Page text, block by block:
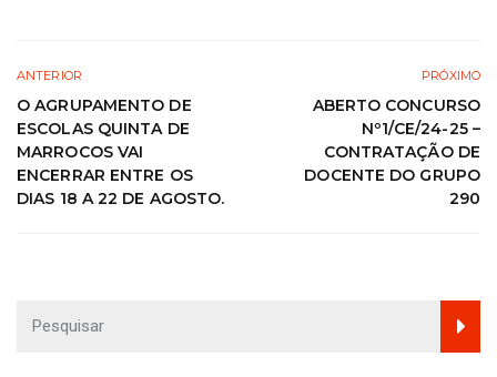
ANTERIOR
O AGRUPAMENTO DE
ESCOLAS QUINTA DE
MARROCOS VAI
ENCERRAR ENTRE OS
DIAS 18 A 22 DE AGOSTO.
PRÓXIMO
ABERTO CONCURSO
Nº1/CE/24-25 –
CONTRATAÇÃO DE
DOCENTE DO GRUPO
290